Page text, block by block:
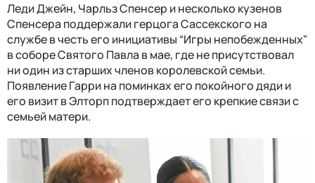
Леди Джейн, Чарльз Спенсер и несколько кузенов
Спенсера поддержали герцога Сассекского на
службе в честь его инициативы “Игры непобежденных"
в соборе Святого Павла в мае, где не присутствовал
ни один из старших членов королевской семьи.
Появление Гарри на поминках его покойного дяди и
его визит в Элторп подтверждает его крепкие связи с
семьей матери.